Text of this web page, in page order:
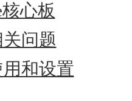
心板
问题
和设置